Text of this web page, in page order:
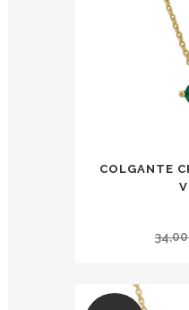
COLGANTE
34,00